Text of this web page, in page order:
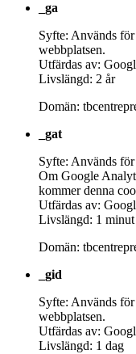
_ga
Syfte: Används
webbplatsen.
Utfärdas av:
Livslängd: 2 år
Domän:
_gat
Syfte: Används
Om Google
kommer denna
Utfärdas av:
Livslängd: 1 minut
Domän:
_gid
Syfte: Används
webbplatsen.
Utfärdas av:
Livslängd: 1 dag